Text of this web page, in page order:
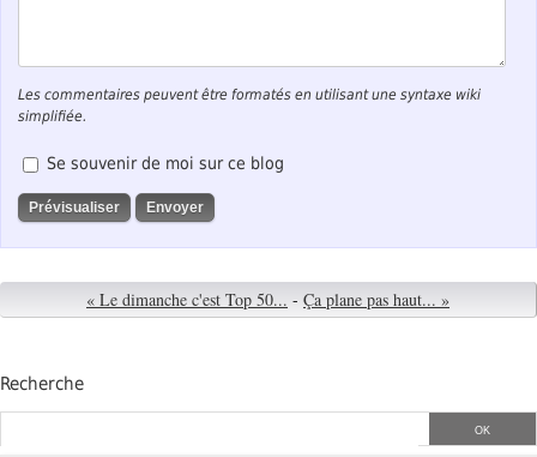
Les commentaires peuvent être formatés en utilisant une syntaxe wiki
simplifiée.
Se souvenir de moi sur ce blog
« Le dimanche c'est Top 50... - Ça plane pas haut... »
Recherche